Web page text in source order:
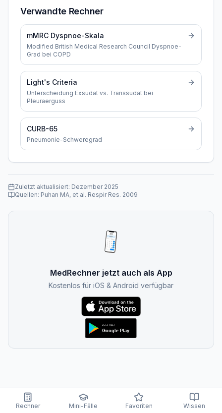
Verwandte Rechner
mMRC Dyspnoe-Skala
Modified British Medical Research Council Dyspnoe-
Grad bei COPD
Light's Criteria
Unterscheidung Exsudat vs. Transsudat bei
Pleuraerguss
CURB-65
Pneumonie-Schweregrad
Zuletzt aktualisiert: Dezember 2025
Quellen: Puhan MA, et al. Respir Res. 2009
MedRechner jetzt auch als App
Kostenlos für iOS & Android verfügbar
Rechner Mini-Fälle Favoriten Wissen